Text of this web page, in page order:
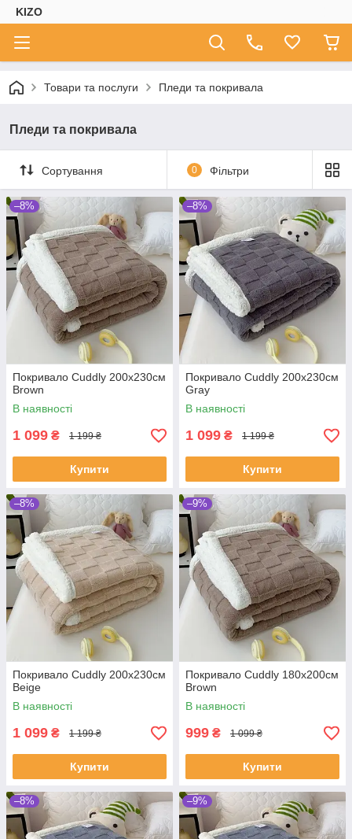
KIZO
Товари та послуги Пледи та покривала
Пледи та покривала
Сортування 0 Фільтри
–8%
Покривало Cuddly 200х230см
Brown
В наявності
1 099 ₴ 1 199 ₴
Купити
–8%
Покривало Cuddly 200х230см
Gray
В наявності
1 099 ₴ 1 199 ₴
Купити
–8%
Покривало Cuddly 200х230см
Beige
В наявності
1 099 ₴ 1 199 ₴
Купити
–9%
Покривало Cuddly 180х200см
Brown
В наявності
999 ₴ 1 099 ₴
Купити
–8% –9%